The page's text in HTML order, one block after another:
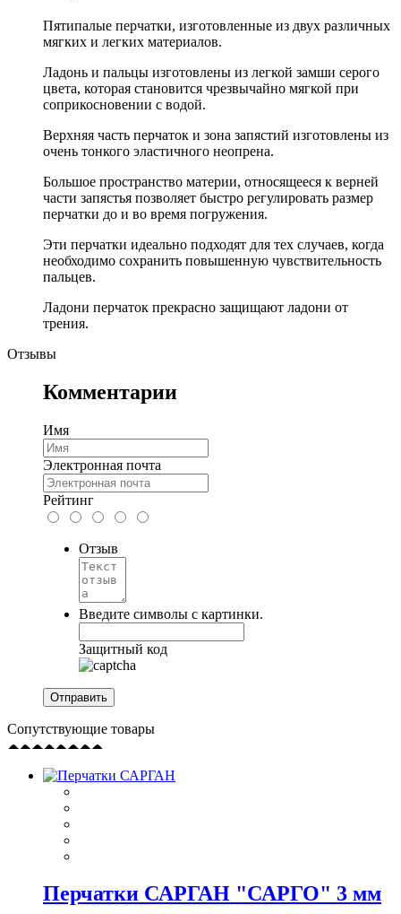
Пятипалые перчатки, изготовленные из двух различных
мягких и легких материалов.
Ладонь и пальцы изготовлены из легкой замши серого
цвета, которая становится чрезвычайно мягкой при
соприкосновении с водой.
Верхняя часть перчаток и зона запястий изготовлены из
очень тонкого эластичного неопрена.
Большое пространство материи, относящееся к верней
части запястья позволяет быстро регулировать размер
перчатки до и во время погружения.
Эти перчатки идеально подходят для тех случаев, когда
необходимо сохранить повышенную чувствительность
пальцев.
Ладони перчаток прекрасно защищают ладони от
трения.
Отзывы
Комментарии
Имя
Электронная почта
Рейтинг
Отзыв
Введите символы с картинки.
Защитный код
Сопутствующие товары
Перчатки САРГАН "САРГО" 3 мм